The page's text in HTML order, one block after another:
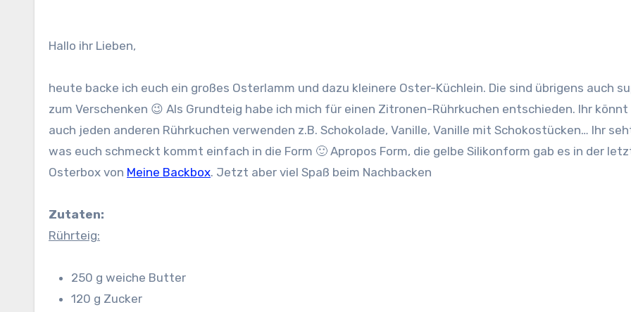
Hallo ihr Lieben,
heute backe ich euch ein großes Osterlamm und dazu kleinere Oster-Küchlein. Die sind übrigens auch
zum Verschenken 😉 Als Grundteig habe ich mich für einen Zitronen-Rührkuchen entschieden. Ihr könnt
auch jeden anderen Rührkuchen verwenden z.B. Schokolade, Vanille, Vanille mit Schokostücken… Ihr
was euch schmeckt kommt einfach in die Form 🙂 Apropos Form, die gelbe Silikonform gab es in der
Osterbox von Meine Backbox. Jetzt aber viel Spaß beim Nachbacken
Zutaten:
Rührteig:
250 g weiche Butter
120 g Zucker